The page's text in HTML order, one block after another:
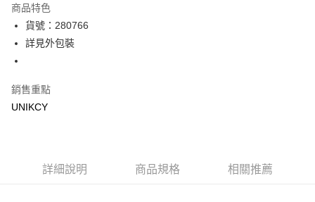
LINE Pay
Apple Pay
商品特色
貨號：280766
詳見外包裝
銷售重點
UNIKCY
詳細說明 商品規格 相關推薦